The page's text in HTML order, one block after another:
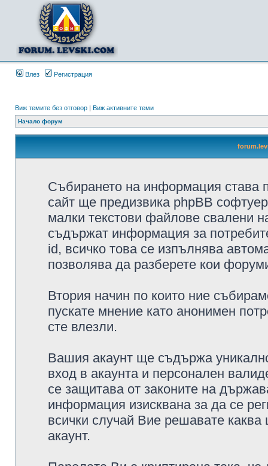
Влез Регистрация
Виж темите без отговор | Виж активните теми
Начало форум
Събирането на информация става
сайт ще предизвика phpBB
малки текстови файлове свалени
съдържат информация за
id, всичко това се изпълнява
позволява да разберете кои
Втория начин по които ние
пускате мнение като анонимен
сте влезли.
Вашия акаунт ще съдържа
вход в акаунта и персонален
се защитава от законите на
информация изисквана за да се
всички случай Вие решавате
акаунт.